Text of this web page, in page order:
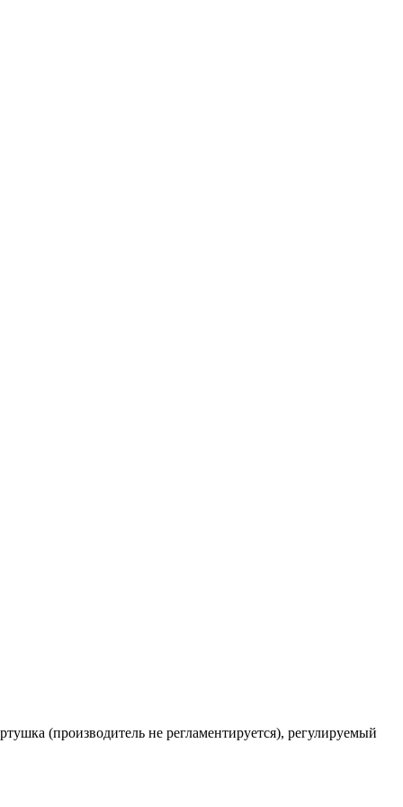
(производитель не регламентируется), регулируемый